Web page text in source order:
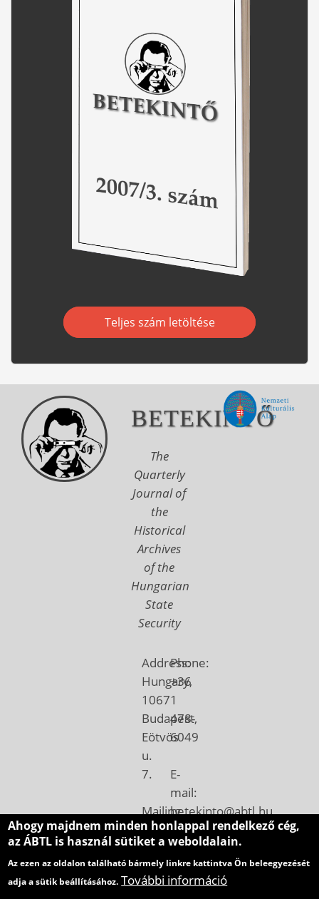
Teljes szám letöltése
BETEKINTŐ
The
Quarterly
Journal of
the
Historical
Archives
of the
Hungarian
State
Security
Address:
Hungary,
1067
Budapest,
Eötvös
u.
7.
Mailing
address:
Hungary,
1410
Budapest,
Phone:
+36
1
478-
6049
E-
mail:
betekinto@abtl.hu
Ahogy majdnem minden honlappal rendelkező cég,
az ÁBTL is használ sütiket a weboldalain.
Az ezen az oldalon található bármely linkre kattintva Ön beleegyezését
adja a sütik beállításához. További információ